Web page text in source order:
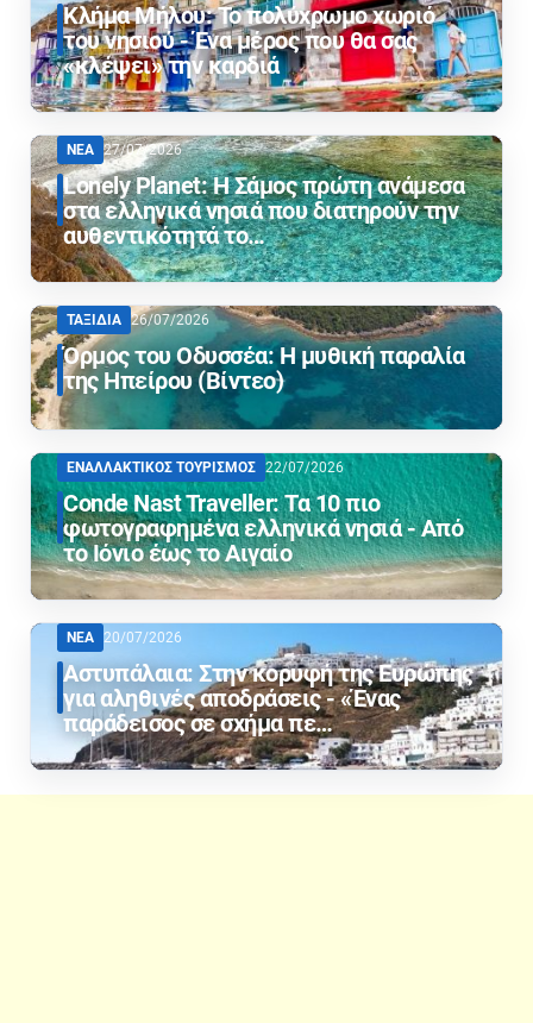
Κλήμα Μήλου: Το πολύχρωμο χωριό
του νησιού - Ένα μέρος που θα σας
«κλέψει» την καρδιά
ΝΕΑ 27/07/2026
Lonely Planet: Η Σάμος πρώτη ανάμεσα
στα ελληνικά νησιά που διατηρούν την
αυθεντικότητά το…
ΤΑΞΙΔΙΑ 26/07/2026
Όρμος του Οδυσσέα: Η μυθική παραλία
της Ηπείρου (Βίντεο)
ΕΝΑΛΛΑΚΤΙΚΟΣ ΤΟΥΡΙΣΜΟΣ 22/07/2026
Conde Nast Traveller: Τα 10 πιο
φωτογραφημένα ελληνικά νησιά - Από
το Ιόνιο έως το Αιγαίο
ΝΕΑ 20/07/2026
Αστυπάλαια: Στην κορυφή της Ευρώπης
για αληθινές αποδράσεις - «Ένας
παράδεισος σε σχήμα πε…